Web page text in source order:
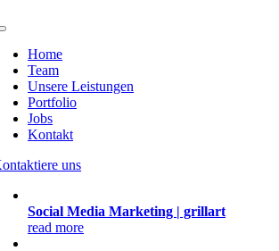
Inhalt
Home
Team
Unsere Leistungen
Portfolio
Jobs
Kontakt
uns
Social Media Marketing | grillart
read more